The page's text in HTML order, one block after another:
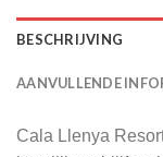
BESCHRIJVING
AANVULLENDE
Cala Llenya